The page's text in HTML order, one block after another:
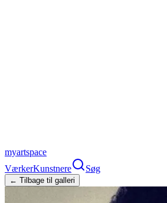
myartspace
VærkerKunstnere Søg
← Tilbage til galleri